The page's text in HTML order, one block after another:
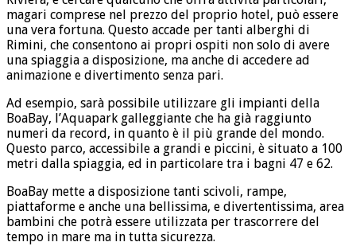
magari comprese nel prezzo del proprio hotel, può essere
una vera fortuna. Questo accade per tanti alberghi di
Rimini, che consentono ai propri ospiti non solo di avere
una spiaggia a disposizione, ma anche di accedere ad
animazione e divertimento senza pari.
Ad esempio, sarà possibile utilizzare gli impianti della
BoaBay, l’Aquapark galleggiante che ha già raggiunto
numeri da record, in quanto è il più grande del mondo.
Questo parco, accessibile a grandi e piccini, è situato a 100
metri dalla spiaggia, ed in particolare tra i bagni 47 e 62.
BoaBay mette a disposizione tanti scivoli, rampe,
piattaforme e anche una bellissima, e divertentissima, area
bambini che potrà essere utilizzata per trascorrere del
tempo in mare ma in tutta sicurezza.